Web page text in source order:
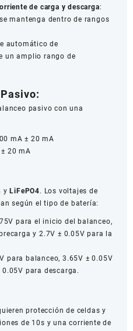
de carga y descarga:
mantenga dentro de rangos
automático de
un amplio rango de
pasivo con una
mA ± 20 mA
20 mA
y LiFePO4. Los voltajes de
según el tipo de batería:
para el inicio del balanceo,
y 2.7V ± 0.05V para la
para balanceo, 3.65V ± 0.05V
para descarga.
protección de celdas y
de 10s y una corriente de